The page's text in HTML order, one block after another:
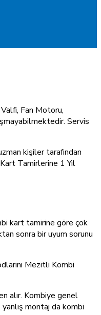
Fan Motoru,
Servis
kişiler tarafından
Tamirlerine 1 Yıl
kart tamirine göre çok
sonra bir uyum sorunu
Mezitli Kombi
alır. Kombiye genel
montaj da kombi